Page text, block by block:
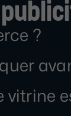
?
vitrine